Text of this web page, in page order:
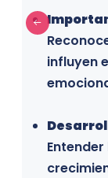
influyen
sociales
social,
desean